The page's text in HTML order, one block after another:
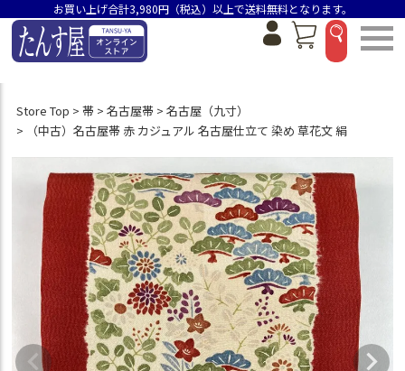
お買い上げ合計3,980円（税込）以上で送料無料となります。
Store Top 帯 名古屋帯
名古屋（九寸）
（中古）名古屋帯 赤 カジュアル 名古屋仕立て 染め 草花文 絹